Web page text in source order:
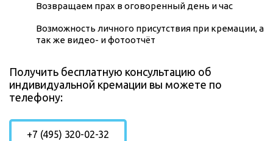
Возвращаем прах в оговоренный день и час
Возможность личного присутствия при кремации, а
так же видео- и фотоотчёт
Получить бесплатную консультацию об
индивидуальной кремации вы можете по
телефону:
+7 (495) 320-02-32